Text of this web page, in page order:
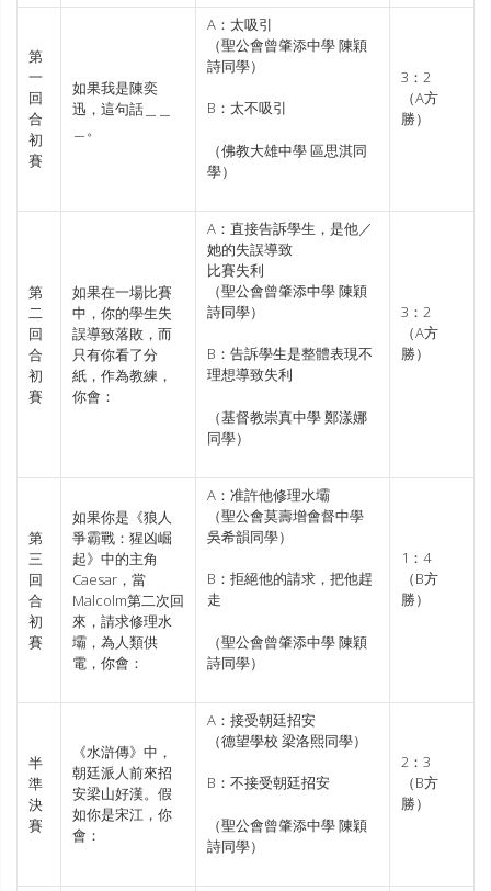
第
一
回
合
初
賽
如果我是陳奕
迅，這句話＿＿
＿。
A：太吸引
（聖公會曾肇添中學 陳穎
詩同學）
B：太不吸引
（佛教大雄中學 區思淇同
學）
3：2
（A方
勝）
第
二
回
合
初
賽
如果在一場比賽
中，你的學生失
誤導致落敗，而
只有你看了分
紙，作為教練，
你會：
A：直接告訴學生，是他／
她的失誤導致
比賽失利
（聖公會曾肇添中學 陳穎
詩同學）
B：告訴學生是整體表現不
理想導致失利
（基督教崇真中學 鄭漾娜
同學）
3：2
（A方
勝）
第
三
回
合
初
賽
如果你是《狼人
爭霸戰：猩凶崛
起》中的主角
Caesar，當
Malcolm第二次回
來，請求修理水
壩，為人類供
電，你會：
A：准許他修理水壩
（聖公會莫壽增會督中學
吳希韻同學）
B：拒絕他的請求，把他趕
走
（聖公會曾肇添中學 陳穎
詩同學）
1：4
（B方
勝）
半
準
決
賽
《水滸傳》中，
朝廷派人前來招
安梁山好漢。假
如你是宋江，你
會：
A：接受朝廷招安
（德望學校 梁洛熙同學）
B：不接受朝廷招安
（聖公會曾肇添中學 陳穎
詩同學）
2：3
（B方
勝）